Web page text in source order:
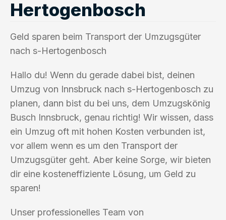
Hertogenbosch
Geld sparen beim Transport der Umzugsgüter
nach s-Hertogenbosch
Hallo du! Wenn du gerade dabei bist, deinen
Umzug von Innsbruck nach s-Hertogenbosch zu
planen, dann bist du bei uns, dem Umzugskönig
Busch Innsbruck, genau richtig! Wir wissen, dass
ein Umzug oft mit hohen Kosten verbunden ist,
vor allem wenn es um den Transport der
Umzugsgüter geht. Aber keine Sorge, wir bieten
dir eine kosteneffiziente Lösung, um Geld zu
sparen!
Unser professionelles Team von